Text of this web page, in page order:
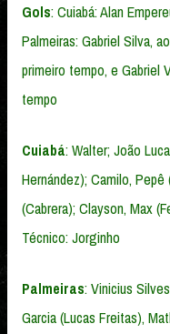
Gols: Cuiabá: Alan
Palmeiras: Gabriel Silva,
primeiro tempo, e Gabriel
tempo
Cuiabá: Walter; João
Hernández); Camilo,
(Cabrera); Clayson, Max
Técnico: Jorginho
Palmeiras: Vinicius
Garcia (Lucas Freitas),